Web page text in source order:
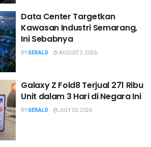
Data Center Targetkan
Kawasan Industri Semarang,
Ini Sebabnya
BYGERALD AUGUST 2, 2026
Galaxy Z Fold8 Terjual 271 Ribu
Unit dalam 3 Hari di Negara Ini
BYGERALD JULY 30, 2026